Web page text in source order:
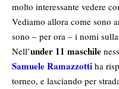
molto interessante vedere
Vediamo allora come sono
sono – per ora – i nomi
Nell’under 11 maschile
Samuele Ramazzotti ha
torneo, e lasciando per